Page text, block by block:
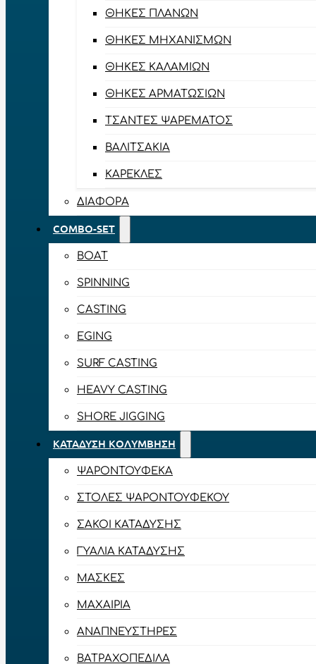
ΘΉΚΕΣ ΠΛΆΝΩΝ
ΘΉΚΕΣ ΜΗΧΑΝΙΣΜΏΝ
ΘΉΚΕΣ ΚΑΛΑΜΙΏΝ
ΘΉΚΕΣ ΑΡΜΑΤΩΣΙΏΝ
ΤΣΆΝΤΕΣ ΨΑΡΈΜΑΤΟΣ
ΒΑΛΙΤΣΆΚΙΑ
ΚΑΡΈΚΛΕΣ
ΔΙΆΦΟΡΑ
COMBO-SET
BOAT
SPINNING
CASTING
EGING
SURF CASTING
HEAVY CASTING
SHORE JIGGING
ΚΑΤΆΔΥΣΗ ΚΟΛΎΜΒΗΣΗ
ΨΑΡΟΝΤΟΎΦΕΚΑ
ΣΤΟΛΈΣ ΨΑΡΟΝΤΟΎΦΕΚΟΥ
ΣΆΚΟΙ ΚΑΤΆΔΥΣΗΣ
ΓΥΑΛΙΆ ΚΑΤΆΔΥΣΗΣ
ΜΆΣΚΕΣ
ΜΑΧΑΊΡΙΑ
ΑΝΑΠΝΕΥΣΤΉΡΕΣ
ΒΑΤΡΑΧΟΠΈΔΙΛΑ